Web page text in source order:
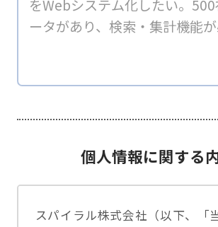
個人情報に関する
スパイラル株式会社（以下、「